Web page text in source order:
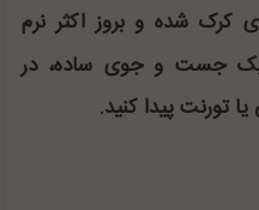
کرک شده و بروز اکثر نرم
یک جست و جوی ساده، در
تورنت پیدا کنید.